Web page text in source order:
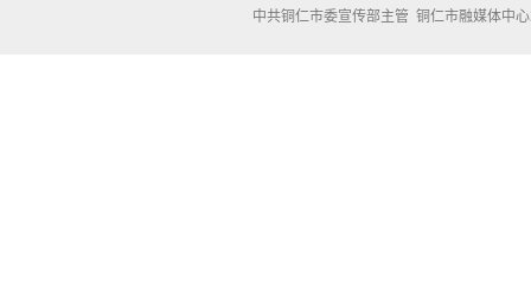
中共铜仁市委宣传部主管 铜仁市融媒体中心